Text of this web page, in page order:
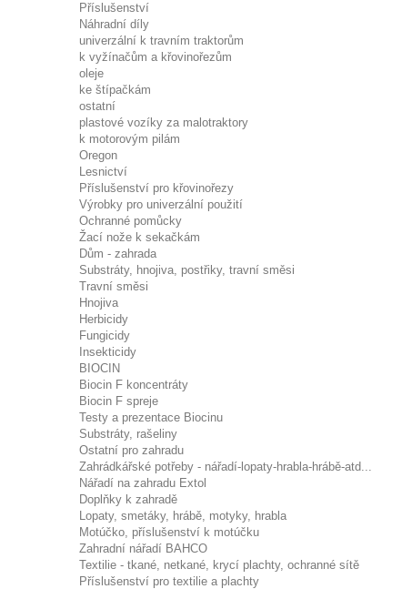
Příslušenství
Náhradní díly
univerzální k travním traktorům
k vyžínačům a křovinořezům
oleje
ke štípačkám
ostatní
plastové vozíky za malotraktory
k motorovým pilám
Oregon
Lesnictví
Příslušenství pro křovinořezy
Výrobky pro univerzální použití
Ochranné pomůcky
Žací nože k sekačkám
Dům - zahrada
Substráty, hnojiva, postřiky, travní směsi
Travní směsi
Hnojiva
Herbicidy
Fungicidy
Insekticidy
BIOCIN
Biocin F koncentráty
Biocin F spreje
Testy a prezentace Biocinu
Substráty, rašeliny
Ostatní pro zahradu
Zahrádkářské potřeby - nářadí-lopaty-hrabla-hrábě-atd...
Nářadí na zahradu Extol
Doplňky k zahradě
Lopaty, smetáky, hrábě, motyky, hrabla
Motúčko, příslušenství k motúčku
Zahradní nářadí BAHCO
Textilie - tkané, netkané, krycí plachty, ochranné sítě
Příslušenství pro textilie a plachty